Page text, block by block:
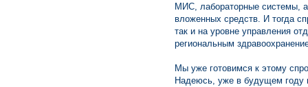
МИС, лабораторные системы,
вложенных средств. И тогда
так и на уровне управления
региональным
Мы уже готовимся к этому
Надеюсь, уже в будущем году